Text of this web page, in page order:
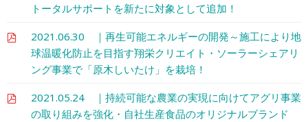
トータルサポートを新たに対象として追加！
2021.06.30 ｜再生可能エネルギーの開発～施工により地
球温暖化防止を目指す翔栄クリエイト・ソーラーシェアリ
ング事業で「原木しいたけ」を栽培！
2021.05.24 ｜持続可能な農業の実現に向けてアグリ事業
の取り組みを強化・自社生産食品のオリジナルブランド